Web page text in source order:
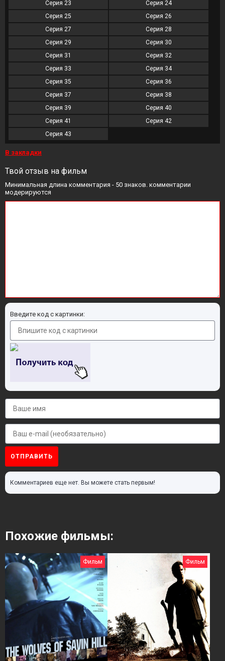
Серия 23
Серия 24
Серия 25
Серия 26
Серия 27
Серия 28
Серия 29
Серия 30
Серия 31
Серия 32
Серия 33
Серия 34
Серия 35
Серия 36
Серия 37
Серия 38
Серия 39
Серия 40
Серия 41
Серия 42
Серия 43
В закладки
Твой отзыв на фильм
Минимальная длина комментария - 50 знаков. комментарии
модерируются
Введите код с картинки:
ОТПРАВИТЬ
Комментариев еще нет. Вы можете стать первым!
Похожие фильмы:
Фильм Фильм